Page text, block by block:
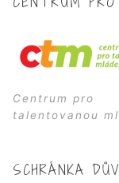
Centrum pro
talentovanou
SCHRÁNKA